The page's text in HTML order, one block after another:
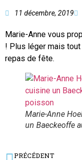
11 décembre, 2019
Marie-Anne vous
! Plus léger mais
repas de fête.
Marie-Anne
un Baeckeoffe
PRÉCÉDENT